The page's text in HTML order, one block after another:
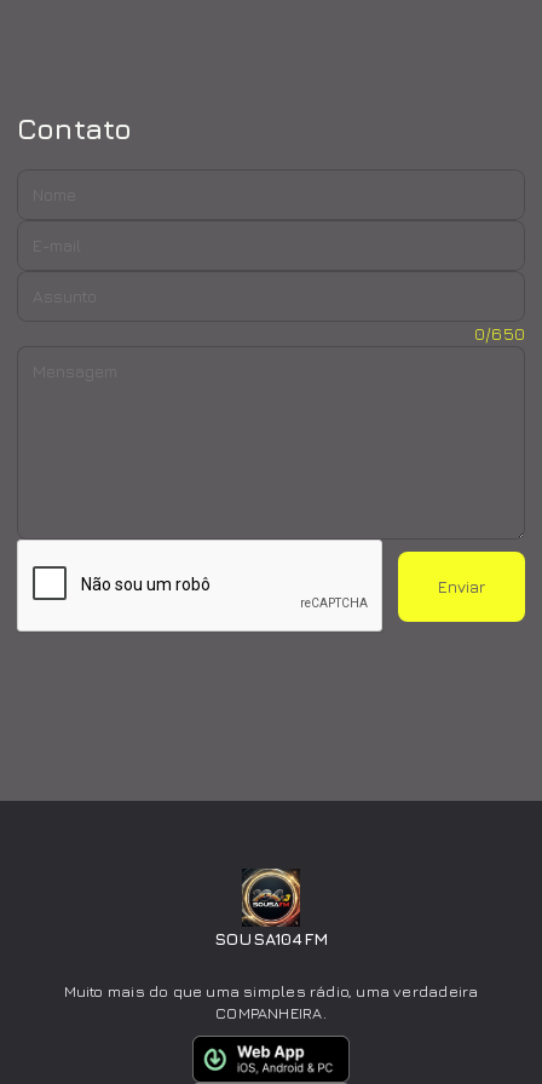
Contato
0/650
Enviar
SOUSA104FM
Muito mais do que uma simples rádio, uma verdadeira
COMPANHEIRA.